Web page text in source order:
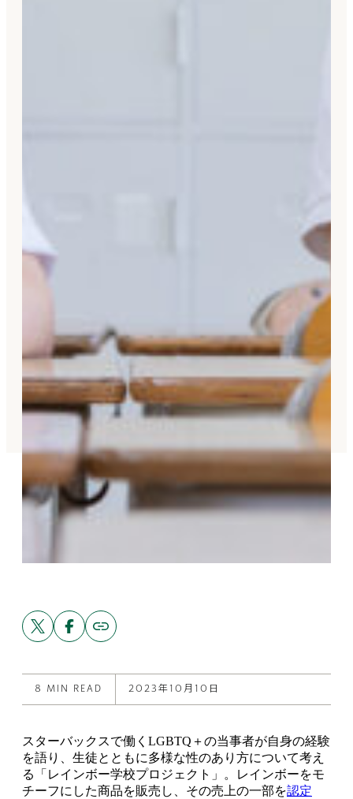
Share
this
post
X
Share
this
post
Facebook
Copy
link
to
8 MIN READ 2023年10月10日
スターバックスで働くLGBTQ＋の当事者が自身の経験
を語り、生徒とともに多様な性のあり方について考え
る「レインボー学校プロジェクト」。レインボーをモ
チーフにした商品を販売し、その売上の一部を認定